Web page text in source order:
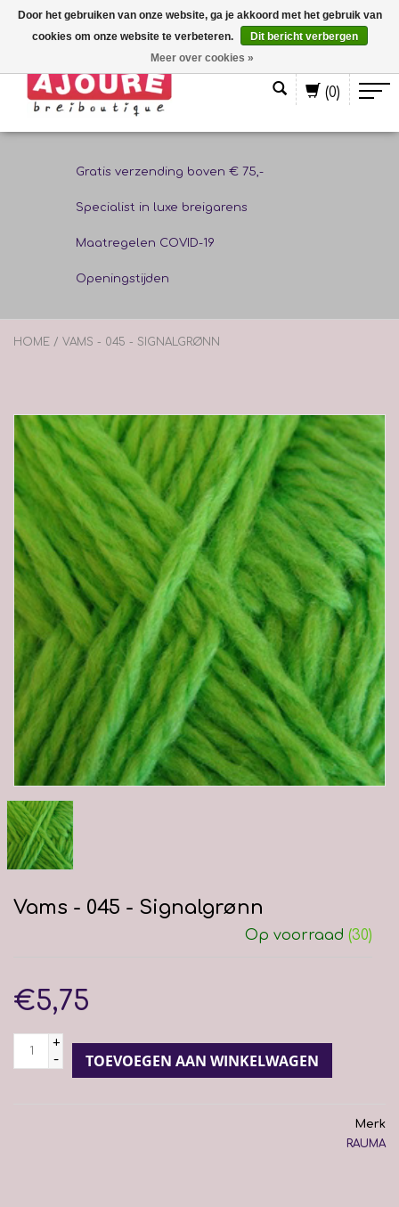
(0)
Gratis verzending boven € 75,-
Specialist in luxe breigarens
Maatregelen COVID-19
Openingstijden
HOME / VAMS - 045 - SIGNALGRØNN
Vams - 045 - Signalgrønn
Op voorraad (30)
€5,75
+
-
TOEVOEGEN AAN WINKELWAGEN
Merk
RAUMA
Door het gebruiken van onze website, ga je akkoord met het gebruik van
cookies om onze website te verbeteren.
Dit bericht verbergen
Meer over cookies »